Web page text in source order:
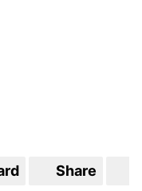
Share